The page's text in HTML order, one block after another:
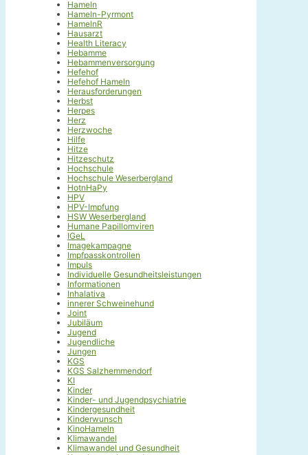
Hameln
Hameln-Pyrmont
HamelnR
Hausarzt
Health Literacy
Hebamme
Hebammenversorgung
Hefehof
Hefehof Hameln
Herausforderungen
Herbst
Herpes
Herz
Herzwoche
Hilfe
Hitze
Hitzeschutz
Hochschule
Hochschule Weserbergland
HotnHaPy
HPV
HPV-Impfung
HSW Weserbergland
Humane Papillomviren
IGeL
Imagekampagne
Impfpasskontrollen
Impuls
Individuelle Gesundheitsleistungen
Informationen
Inhalativa
innerer Schweinehund
Joint
Jubiläum
Jugend
Jugendliche
Jungen
KGS
KGS Salzhemmendorf
KI
Kinder
Kinder- und Jugendpsychiatrie
Kindergesundheit
Kinderwunsch
KinoHameln
Klimawandel
Klimawandel und Gesundheit